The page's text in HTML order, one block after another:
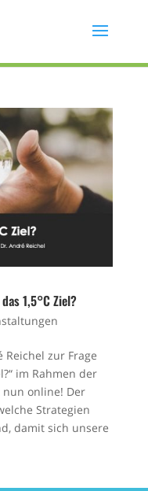
1,5°C Ziel?
Reichel zur Frage
im Rahmen der
nun online! Der
Strategien
damit sich unsere